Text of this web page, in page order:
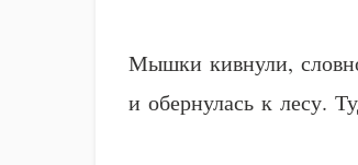
Мышки кивнули,
и обернулась к лесу.